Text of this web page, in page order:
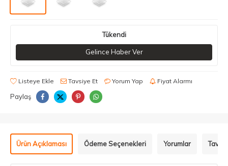
Tükendi
Gelince Haber Ver
Listeye Ekle Tavsiye Et Yorum Yap Fiyat Alarmı
Paylaş
Ürün Açıklaması Ödeme Seçenekleri Yorumlar